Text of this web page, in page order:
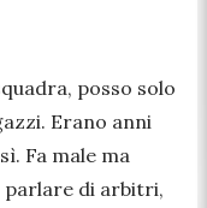
posso solo
Erano anni
Fa male ma
parlare di arbitri,